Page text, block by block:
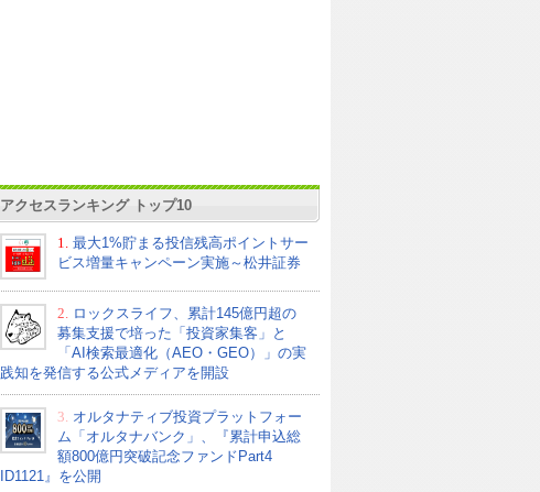
アクセスランキング トップ10
1.
最大1%貯まる投信残高ポイントサー
ビス増量キャンペーン実施～松井証券
2.
ロックスライフ、累計145億円超の
募集支援で培った「投資家集客」と
「AI検索最適化（AEO・GEO）」の実
践知を発信する公式メディアを開設
3. オルタナティブ投資プラットフォー
ム「オルタナバンク」、『累計申込総
額800億円突破記念ファンドPart4
ID1121』を公開